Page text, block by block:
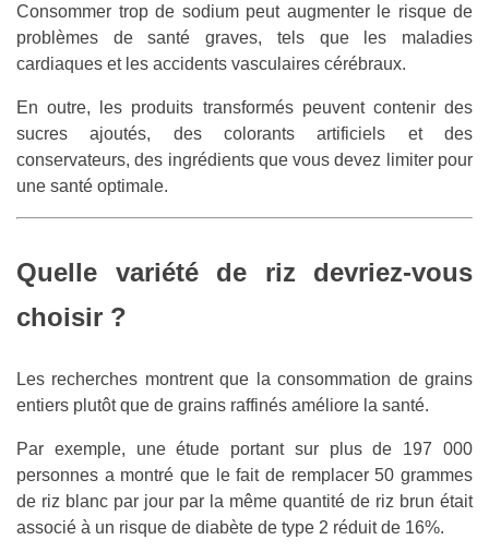
Consommer trop de sodium peut augmenter le risque de
problèmes de santé graves, tels que les maladies
cardiaques et les accidents vasculaires cérébraux.
En outre, les produits transformés peuvent contenir des
sucres ajoutés, des colorants artificiels et des
conservateurs, des ingrédients que vous devez limiter pour
une santé optimale.
Quelle variété de riz devriez-vous
choisir ?
Les recherches montrent que la consommation de grains
entiers plutôt que de grains raffinés améliore la santé.
Par exemple, une étude portant sur plus de 197 000
personnes a montré que le fait de remplacer 50 grammes
de riz blanc par jour par la même quantité de riz brun était
associé à un risque de diabète de type 2 réduit de 16%.